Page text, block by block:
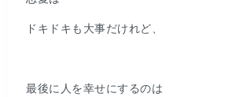
ドキドキも大事だけれど、
最後に人を幸せにするのは